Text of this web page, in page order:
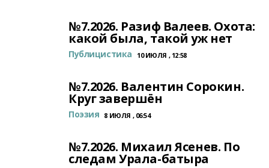
№7.2026. Разиф Валеев. Охота:
какой была, такой уж нет
Публицистика 10 ИЮЛЯ , 12:58
№7.2026. Валентин Сорокин.
Круг завершён
Поэзия 8 ИЮЛЯ , 06:54
№7.2026. Михаил Ясенев. По
следам Урала-батыра